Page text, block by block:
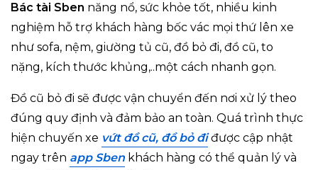
Bác tài Sben năng nổ, sức khỏe tốt, nhiều kinh
nghiệm hỗ trợ khách hàng bốc vác mọi thứ lên xe
như sofa, nệm, giường tủ cũ, đồ bỏ đi, đồ cũ, to
nặng, kích thước khủng,..một cách nhanh gọn.
Đồ cũ bỏ đi sẽ được vận chuyển đến nơi xử lý theo
đúng quy định và đảm bảo an toàn. Quá trình thực
hiện chuyến xe vứt đồ cũ, đồ bỏ điđược cập nhật
ngay trên app Sben khách hàng có thể quản lý và